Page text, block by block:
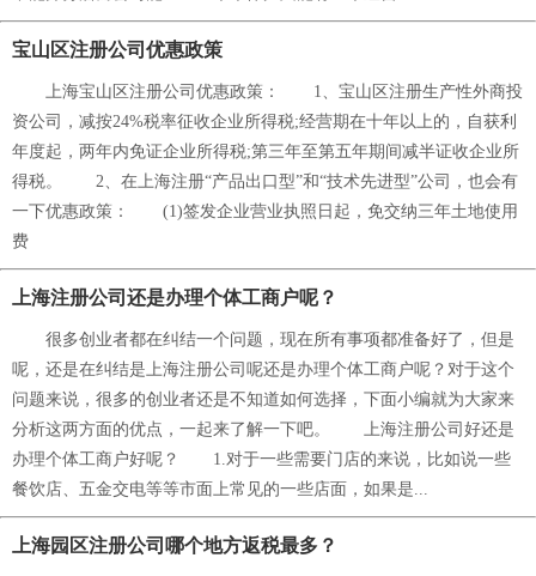
宝山区注册公司优惠政策
上海宝山区注册公司优惠政策： 1、宝山区注册生产性外商投
资公司，减按24%税率征收企业所得税;经营期在十年以上的，自获利
年度起，两年内免证企业所得税;第三年至第五年期间减半证收企业所
得税。 2、在上海注册“产品出口型”和“技术先进型”公司，也会有
一下优惠政策： (1)签发企业营业执照日起，免交纳三年土地使用
费
上海注册公司还是办理个体工商户呢？
很多创业者都在纠结一个问题，现在所有事项都准备好了，但是
呢，还是在纠结是上海注册公司呢还是办理个体工商户呢？对于这个
问题来说，很多的创业者还是不知道如何选择，下面小编就为大家来
分析这两方面的优点，一起来了解一下吧。 上海注册公司好还是
办理个体工商户好呢？ 1.对于一些需要门店的来说，比如说一些
餐饮店、五金交电等等市面上常见的一些店面，如果是...
上海园区注册公司哪个地方返税最多？